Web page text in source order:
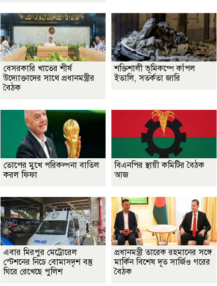
বেসরকারি খাতের শীর্ষ
উদ্যোক্তাদের সাথে প্রধানমন্ত্রীর
বৈঠক
শক্তিশালী ভূমিকম্পে কাঁপল
ইতালি, সতর্কতা জারি
তোপের মুখে পরিকল্পনা বাতিল
করল ফিফা
বিএনপির স্থায়ী কমিটির বৈঠক
আজ
এবার মিরপুর মেট্রোরেল
স্টেশনের নিচে বোমাসদৃশ বস্তু
ঘিরে রেখেছে পুলিশ
প্রধানমন্ত্রী তারেক রহমানের সঙ্গে
মার্কিন বিশেষ দূত সার্জিও গরের
বৈঠক